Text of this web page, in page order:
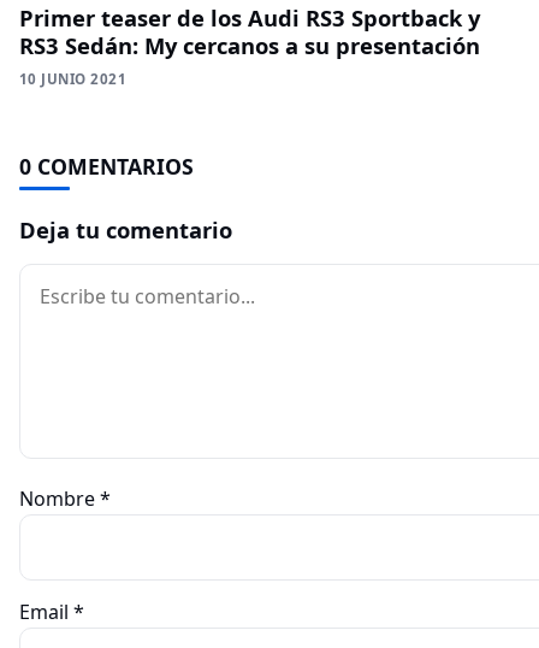
Primer teaser de los Audi RS3 Sportback y
RS3 Sedán: My cercanos a su presentación
10 JUNIO 2021
0 COMENTARIOS
Deja tu comentario
Comentario
Nombre*
Email *